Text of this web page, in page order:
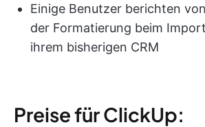
Einige Benutzer berichten
der Formatierung beim
ihrem bisherigen CRM
Preise für ClickUp: